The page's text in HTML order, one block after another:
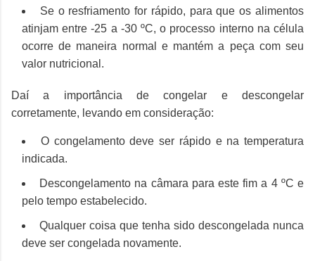
Se o resfriamento for rápido, para que os alimentos
atinjam entre -25 a -30 ºC, o processo interno na célula
ocorre de maneira normal e mantém a peça com seu
valor nutricional.
Daí a importância de congelar e descongelar
corretamente, levando em consideração:
O congelamento deve ser rápido e na temperatura
indicada.
Descongelamento na câmara para este fim a 4 ºC e
pelo tempo estabelecido.
Qualquer coisa que tenha sido descongelada nunca
deve ser congelada novamente.